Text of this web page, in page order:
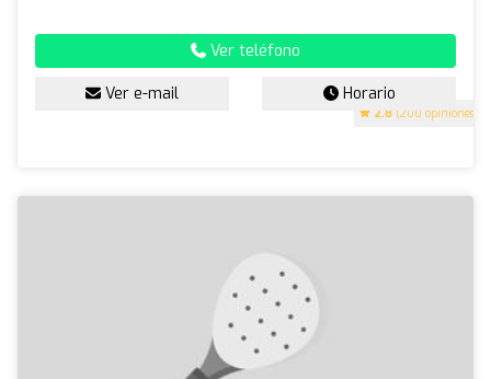
2.8 (200 opiniones)
Ver teléfono
Ver e-mail Horario